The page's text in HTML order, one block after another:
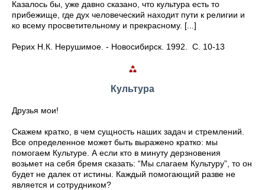
Казалось бы, уже давно сказано, что культура есть то
прибежище, где дух человеческий находит пути к религии и
ко всему просветительному и прекрасному. [...]
Рерих Н.К. Нерушимое. - Новосибирск. 1992. С. 10-13
Культура
Друзья мои!
Скажем кратко, в чем сущность наших задач и стремлений.
Все определенное может быть выражено кратко: мы
помогаем Культуре. А если кто в минуту дерзновения
возьмет на себя бремя сказать: “Мы слагаем Культуру”, то он
будет не далек от истины. Каждый помогающий разве не
является и сотрудником?